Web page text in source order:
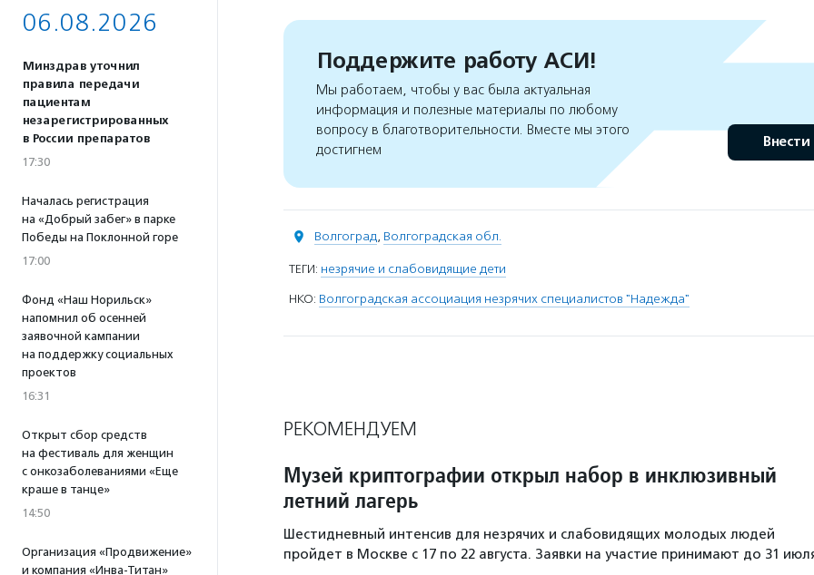
06.08.2026
Минздрав уточнил
правила передачи
пациентам
незарегистрированных
в России препаратов
17:30
Началась регистрация
на «Добрый забег» в парке
Победы на Поклонной горе
17:00
Фонд «Наш Норильск»
напомнил об осенней
заявочной кампании
на поддержку социальных
проектов
16:31
Открыт сбор средств
на фестиваль для женщин
с онкозаболеваниями «Еще
краше в танце»
14:50
Организация «Продвижение»
и компания «Инва-Титан»
Поддержите работу АСИ!
Мы работаем, чтобы у вас была актуальная
информация и полезные материалы по любому
вопросу в благотворительности. Вместе мы этого
достигнем
Внести
Волгоград, Волгоградская обл.
ТЕГИ: незрячие и слабовидящие дети
НКО: Волгоградская ассоциация незрячих специалистов "Надежда"
РЕКОМЕНДУЕМ
Музей криптографии открыл набор в инклюзивный
летний лагерь
Шестидневный интенсив для незрячих и слабовидящих молодых людей
пройдет в Москве с 17 по 22 августа. Заявки на участие принимают до 31